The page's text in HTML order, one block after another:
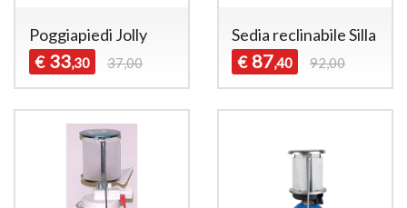
Poggiapiedi Jolly
€ 33,30 37,00
Sedia reclinabile Silla
€ 87,40 92,00